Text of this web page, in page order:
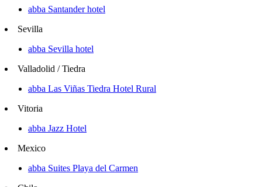
abba Santander hotel
Sevilla
abba Sevilla hotel
Valladolid / Tiedra
abba Las Viñas Tiedra Hotel Rural
Vitoria
abba Jazz Hotel
Mexico
abba Suites Playa del Carmen